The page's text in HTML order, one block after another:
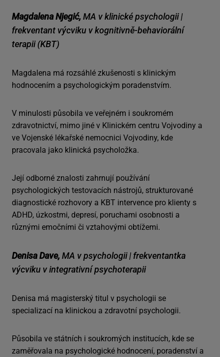
Magdalena Njegić, MA v klinické psychologii |
frekventant výcviku v kognitivně-behaviorální
terapii (KBT)
Magdalena má rozsáhlé zkušenosti s klinickým
hodnocením a psychologickým poradenstvím.
V minulosti působila ve veřejném i soukromém
zdravotnictví, mimo jiné v Klinickém centru Vojvodiny a
ve Vojenské lékařské nemocnici Vojvodiny, kde
pracovala jako klinická psycholožka.
Její odborné znalosti zahrnují používání
psychologických testovacích nástrojů, strukturované
diagnostické rozhovory a KBT intervence pro klienty s
ADHD, úzkostmi, depresí, poruchami osobnosti a
různými emočními či vztahovými obtížemi.
Denisa Dave, MA v psychologii | frekventantka
výcviku v integrativní psychoterapii
Denisa má magisterský titul v psychologii se
specializací na klinickou a zdravotní psychologii.
Působila ve státních i soukromých institucích, kde se
zaměřovala na psychologické hodnocení, poradenství a